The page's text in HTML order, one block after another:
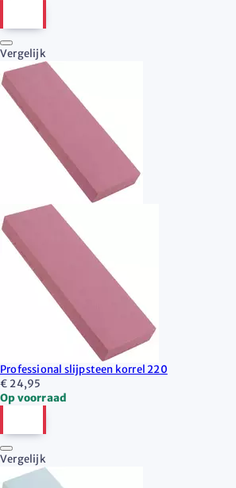
Vergelijk
Professional slijpsteen korrel 220
€ 24,95
Op voorraad
Vergelijk